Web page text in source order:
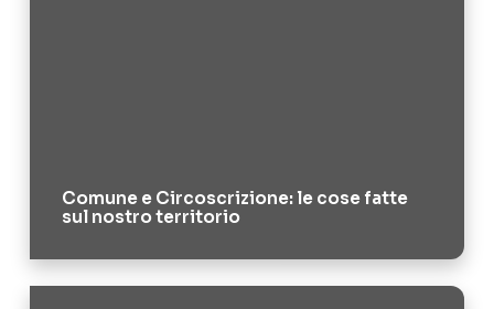
Comune e Circoscrizione: le cose fatte
sul nostro territorio